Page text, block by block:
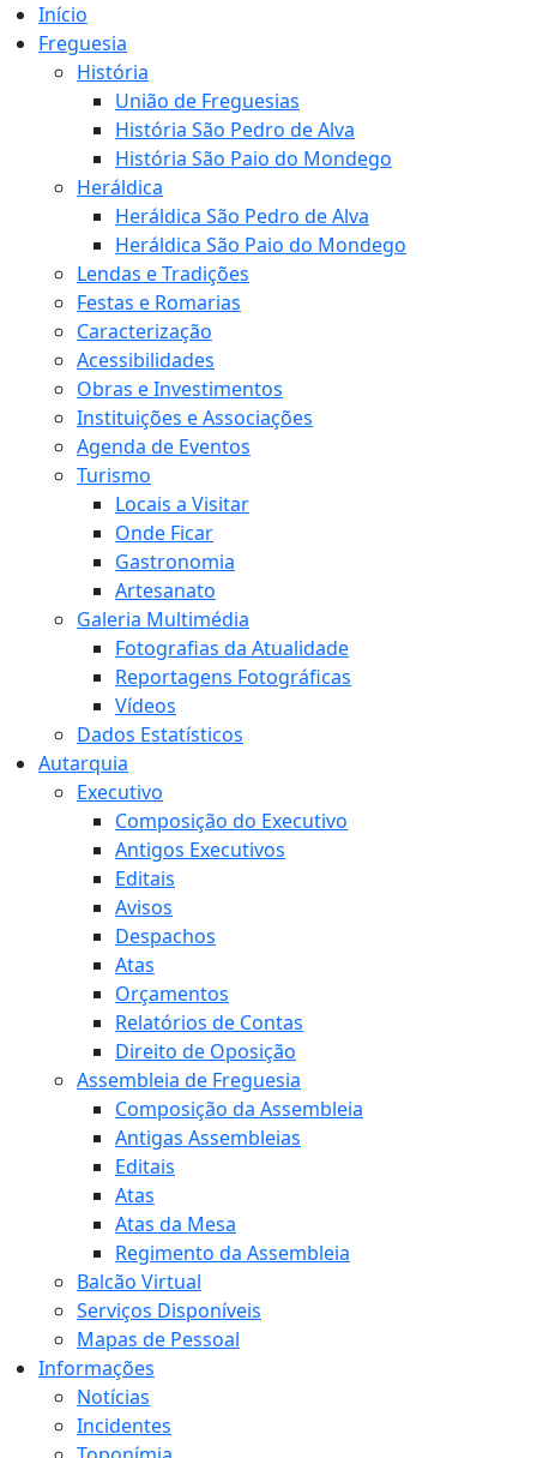
Início
Freguesia
História
União de Freguesias
História São Pedro de Alva
História São Paio do Mondego
Heráldica
Heráldica São Pedro de Alva
Heráldica São Paio do Mondego
Lendas e Tradições
Festas e Romarias
Caracterização
Acessibilidades
Obras e Investimentos
Instituições e Associações
Agenda de Eventos
Turismo
Locais a Visitar
Onde Ficar
Gastronomia
Artesanato
Galeria Multimédia
Fotografias da Atualidade
Reportagens Fotográficas
Vídeos
Dados Estatísticos
Autarquia
Executivo
Composição do Executivo
Antigos Executivos
Editais
Avisos
Despachos
Atas
Orçamentos
Relatórios de Contas
Direito de Oposição
Assembleia de Freguesia
Composição da Assembleia
Antigas Assembleias
Editais
Atas
Atas da Mesa
Regimento da Assembleia
Balcão Virtual
Serviços Disponíveis
Mapas de Pessoal
Informações
Notícias
Incidentes